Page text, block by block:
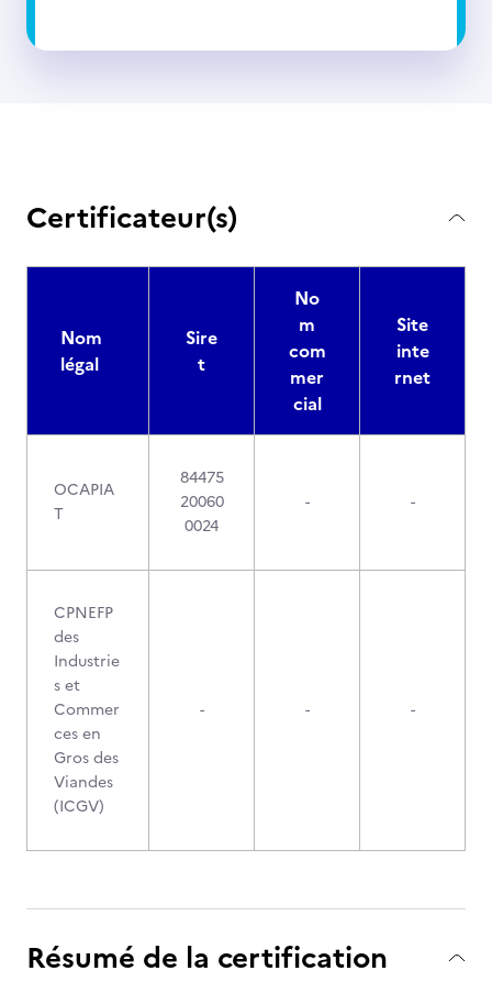
Certificateur(s)
Nom
légal
Sire
t
No
m
com
mer
cial
Site
inte
rnet
OCAPIA
T
84475
20060
0024
- -
CPNEFP
des
Industrie
s et
Commer
ces en
Gros des
Viandes
(ICGV)
- - -
Résumé de la certification